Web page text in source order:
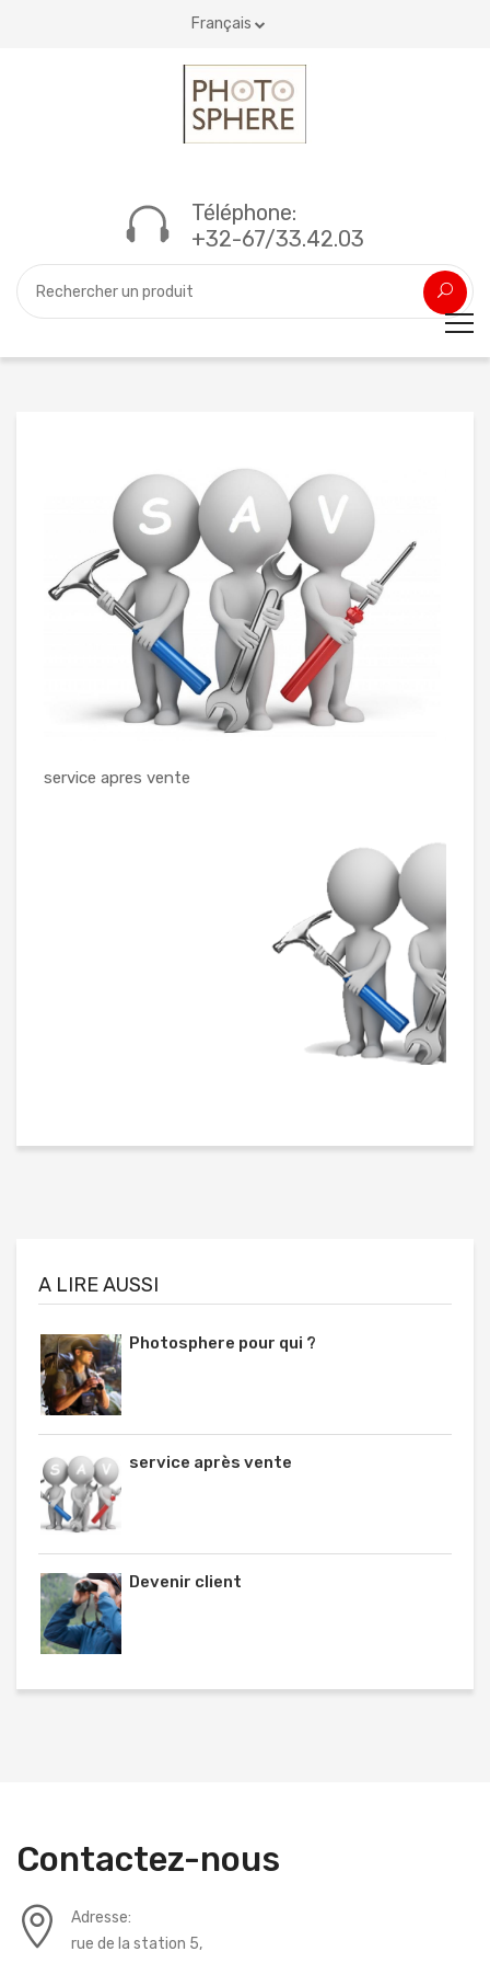
Français
Téléphone:
+32-67/33.42.03
A LIRE AUSSI
Photosphere pour qui ?
service après vente
Devenir client
service apres vente
Contactez-nous
Adresse:
rue de la station 5,